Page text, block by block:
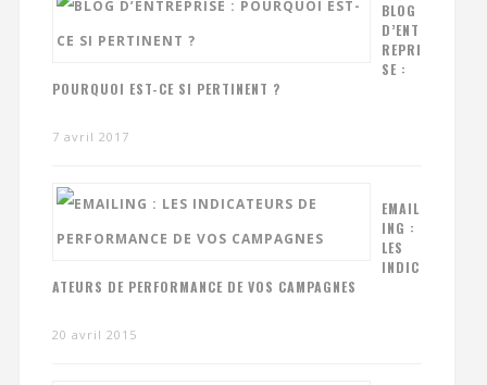
BLOG
D’ENT
REPRI
SE :
POURQUOI EST-CE SI PERTINENT ?
7 avril 2017
EMAIL
ING :
LES
INDIC
ATEURS DE PERFORMANCE DE VOS CAMPAGNES
20 avril 2015